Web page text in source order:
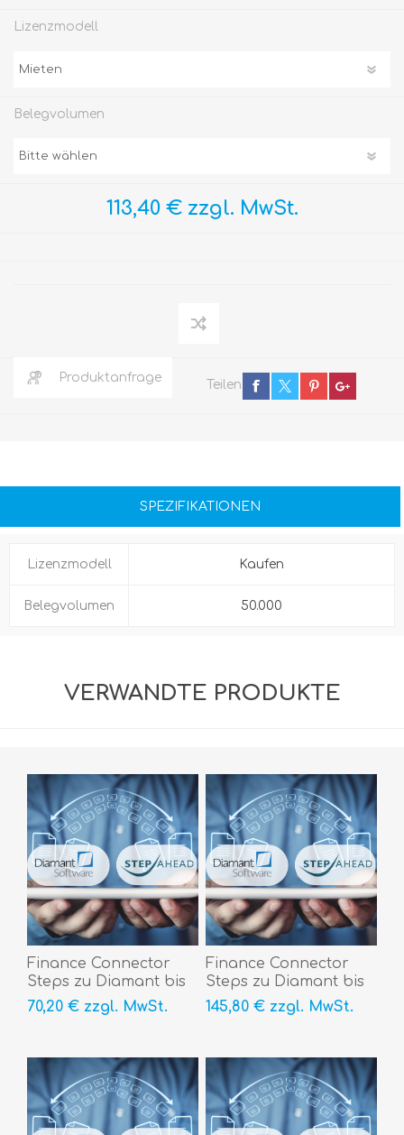
Lizenzmodell
Belegvolumen
113,40 € zzgl. MwSt.
Produktanfrage
Teilen
SPEZIFIKATIONEN
Lizenzmodell Kaufen
Belegvolumen 50.000
VERWANDTE PRODUKTE
Finance Connector
Steps zu Diamant bis
10.000 Belege/Jahr,
incl. 3 Mandant
70,20 € zzgl. MwSt.
Finance Connector
Steps zu Diamant bis
100.000 Belege/Jahr,
incl. 3 Mandant
145,80 € zzgl. MwSt.